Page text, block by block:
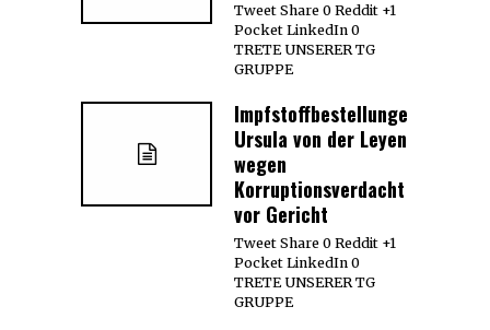
Tweet Share 0 Reddit +1
Pocket LinkedIn 0
TRETE UNSERER TG
GRUPPE
Impfstoffbestellungen:
Ursula von der Leyen
wegen
Korruptionsverdacht
vor Gericht
Tweet Share 0 Reddit +1
Pocket LinkedIn 0
TRETE UNSERER TG
GRUPPE